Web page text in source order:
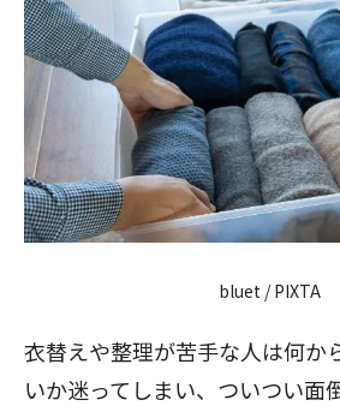
bluet / PIXTA
衣替えや整理が苦手な人は何か
いか迷ってしまい、ついつい面